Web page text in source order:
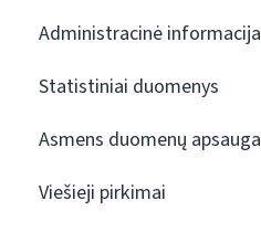
Administracinė informacija
Statistiniai duomenys
Asmens duomenų apsauga
Viešieji pirkimai